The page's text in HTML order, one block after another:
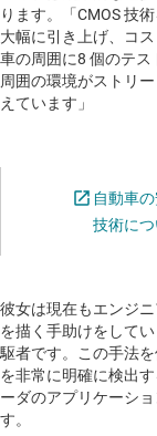
ります。「CMOS 技
大幅に引き上げ、コ
車の周囲に8 個のテ
周囲の環境がストリ
えています」
自動車
技術につ
彼女は現在もエンジ
を描く手助けをして
駆者です。この手法
を非常に明確に検出
ーダのアプリケーシ
す。